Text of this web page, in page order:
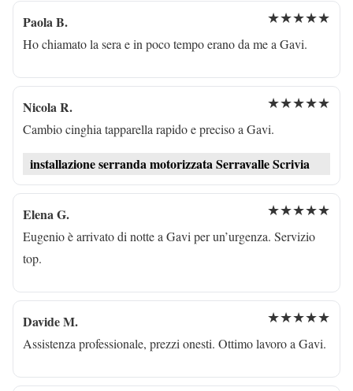
Paola B. ★★★★★
Ho chiamato la sera e in poco tempo erano da me a Gavi.
Nicola R. ★★★★★
Cambio cinghia tapparella rapido e preciso a Gavi.
installazione serranda motorizzata Serravalle Scrivia
Elena G. ★★★★★
Eugenio è arrivato di notte a Gavi per un’urgenza. Servizio
top.
Davide M. ★★★★★
Assistenza professionale, prezzi onesti. Ottimo lavoro a Gavi.